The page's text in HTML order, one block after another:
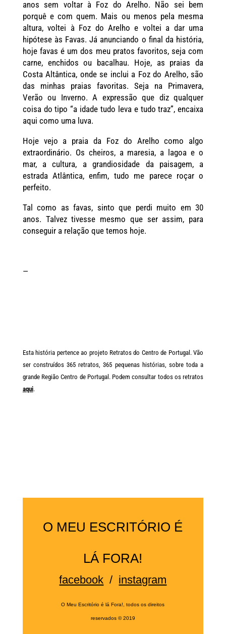
anos sem voltar à Foz do Arelho. Não sei bem
porquê e com quem. Mais ou menos pela mesma
altura, voltei à Foz do Arelho e voltei a dar uma
hipótese às Favas. Já anunciando o final da história,
hoje favas é um dos meu pratos favoritos, seja com
carne, enchidos ou bacalhau. Hoje, as praias da
Costa Altântica, onde se inclui a Foz do Arelho, são
das minhas praias favoritas. Seja na Primavera,
Verão ou Inverno. A expressão que diz qualquer
coisa do tipo “a idade tudo leva e tudo traz”, encaixa
aqui como uma luva.
Hoje vejo a praia da Foz do Arelho como algo
extraordinário. Os cheiros, a maresia, a lagoa e o
mar, a cultura, a grandiosidade da paisagem, a
estrada Atlântica, enfim, tudo me parece roçar o
perfeito.
Tal como as favas, sinto que perdi muito em 30
anos. Talvez tivesse mesmo que ser assim, para
conseguir a relação que temos hoje.
—
Esta história pertence ao projeto Retratos do Centro de Portugal. Vão
ser construídos 365 retratos, 365 pequenas histórias, sobre toda a
grande Região Centro de Portugal. Podem consultar todos os retratos
aqui.
O MEU ESCRITÓRIO É
LÁ FORA!
facebook / instagram
O Meu Escritório é lá Fora!, todos os direitos
reservados ©2019